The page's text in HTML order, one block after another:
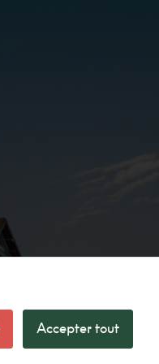
Accepter tout